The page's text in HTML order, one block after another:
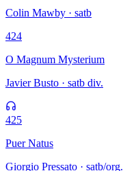
Colin Mawby · satb
424
O Magnum Mysterium
Javier Busto · satb div.
425
Puer Natus
Giorgio Pressato · satb/org.